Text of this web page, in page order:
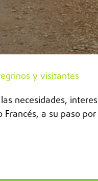
y visitantes
necesidades,
a su paso